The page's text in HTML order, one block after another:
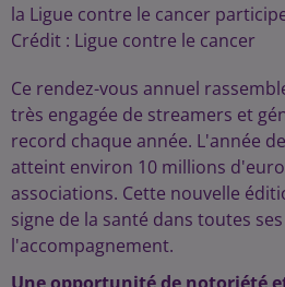
la Ligue contre le cancer
Crédit : Ligue contre le cancer
Ce rendez-vous annuel
très engagée de streamers et
record chaque année. L'année
atteint environ 10 millions
associations. Cette nouvelle
signe de la santé dans toutes
l'accompagnement.